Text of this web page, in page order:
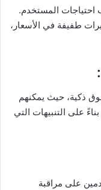
احتياجات المستخدم.
طفيفة في الأسعار،
:
ذكية، حيث يمكنهم
على التنبيهات التي
على مراقبة